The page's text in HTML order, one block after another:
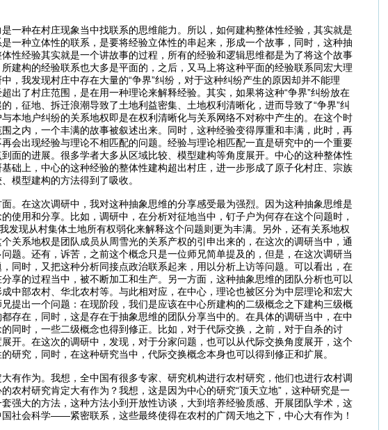
一种在村庄现象当中找联系的思维能力。所以，如何建构整体性经验，其实就是
一种立体性的联系，是要将经验立体性的串起来，形成一个故事，同时，这种抽
性经验其实就是一个讲故事的过程，所有的经验和逻辑思维都是为了将这个故事
建构的经验联系也大多是平面的，之后，又马上将这种平面的经验联系同宏大理
我发现村庄中存在大量的“争界”纠纷，对于这种纠纷产生的原因却并不能理
了村庄范围，是在用一种理论来解释经验。其实，如果将这种“争界”纠纷放在
征地、拆迁浪潮导致了土地利益密集、土地权利清晰化，进而导致了“争界”纠
本地户纠纷的关系地权即是在权利清晰化与关系网络不对称中产生的。在这个时
之内，一个丰满的故事被叙述出来。同时，这种经验变得厚重和丰满，此时，再
会出现经验与理论不相匹配的问题。经验与理论相匹配一直是研究中的一个重要
面的进展。很多学者大多从区域比较、模型建构等角度展开。中心的这种整体性
础上，中心的这种经验的整体性建构超出村庄，进一步形成了原子化村庄、宗族
模型建构的方法得到了吸收。
。在这次调研中，我对这种抽象思维的分享感受最为强烈。因为这种抽象思维是
用和分享。比如，调研中，在分析对征地当中，钉子户为何存在这个问题时，
发现从村集体土地所有权弱化来解释这个问题则更为丰满。另外，还有关系地权
关系地权是团队成员从周雪光的关系产权的引申出来的，在这次的调研当中，通
题。还有，诉苦，之前这个概念只是一位师兄简单提及的，但是，在这次调研当
同时，又把这种分析同接点政治联系起来，用以分析上访等问题。可以看出，在
享的过程当中，被不断加工和生产。另一方面，这种抽象思维的团队分析也可以
中部农村、华北农村等。与此相对应，在中心，理论也被区分为中层理论和宏大
提出一个问题：在现阶段，我们是应该在中心所建构的二级概念之下建构三级概
存在，同时，这是存在于抽象思维的团队分享当中的。在具体的调研当中，在中
同时，一些二级概念也得到修正。比如，对于代际交换，之前，对于自杀的讨
开。在这次的调研中，发现，对于分家问题，也可以从代际交换角度展开，这个
究，同时，在这种研究当中，代际交换概念本身也可以得到修正和扩展。
有作为。我想，全中国有很多专家、研究机构进行农村研究，他们也进行农村调
村研究肯定大有作为？我想，这是因为中心的研究“顶天立地”，这种研究是一
强大的方法，这种方法小到开放性访谈，大到培养经验质感、开展团队学术，这
会科学——紧密联系，这些最终使得在农村的广阔天地之下，中心大有作为！